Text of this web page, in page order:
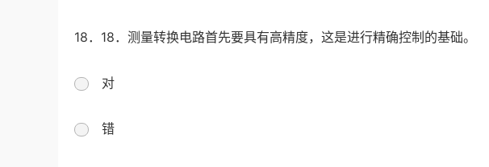
18．18．测量转换电路首先要具有高精度，这是进行精确控制的基础。
对
错